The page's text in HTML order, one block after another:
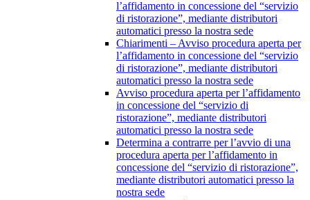
l’affidamento in concessione del “servizio
di ristorazione”, mediante distributori
automatici presso la nostra sede
Chiarimenti – Avviso procedura aperta per
l’affidamento in concessione del “servizio
di ristorazione”, mediante distributori
automatici presso la nostra sede
Avviso procedura aperta per l’affidamento
in concessione del “servizio di
ristorazione”, mediante distributori
automatici presso la nostra sede
Determina a contrarre per l’avvio di una
procedura aperta per l’affidamento in
concessione del “servizio di ristorazione”,
mediante distributori automatici presso la
nostra sede